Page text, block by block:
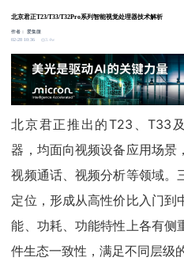
北京君正T23/T33/T32Pro系列智能视觉处理器技术解析
作者：爱集微
02-28 10:36
3.4w
北京君正推出的T23、T33
器，均面向视频设备应用场景
视频通话、视频分析等领域。
定位，形成从高性价比入门到
能、功耗、功能特性上各有侧
件生态一致性，满足不同层级